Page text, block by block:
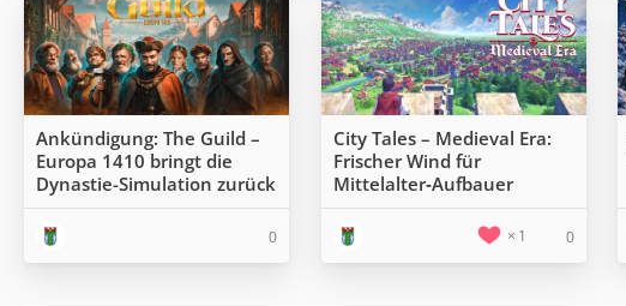
Ankündigung: The Guild –
Europa 1410 bringt die
Dynastie-Simulation zurück
0
City Tales – Medieval Era:
Frischer Wind für
Mittelalter‑Aufbauer
1 0